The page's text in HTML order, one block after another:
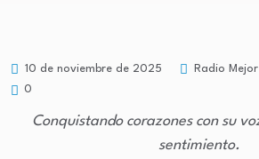
10 de noviembre de 2025 Radio Mejor
0
Conquistando corazones con su
sentimiento.